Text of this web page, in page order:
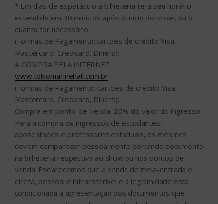
* Em dias de espetáculo a bilheteria terá seu horário
estendido em 30 minutos após o início do show, ou o
quanto for necessário.
(Formas de Pagamento: cartões de crédito Visa,
Mastercard, Credicard, Diners);
# COMPRA PELA INTERNET
www.tokiomarinehall.com.br
(Formas de Pagamento: cartões de crédito Visa,
Mastercard, Credicard, Diners);
Compra em ponto-de-venda: 20% do valor do ingresso
Para a compra de ingressos de estudantes,
aposentados e professores estaduais, os mesmos
devem comparecer pessoalmente portando documento
na bilheteria respectiva ao show ou nos pontos de
venda. Esclarecemos que a venda de meia-entrada é
direta, pessoal e intransferível e a legitimidade está
condicionada à apresentação dos documentos que